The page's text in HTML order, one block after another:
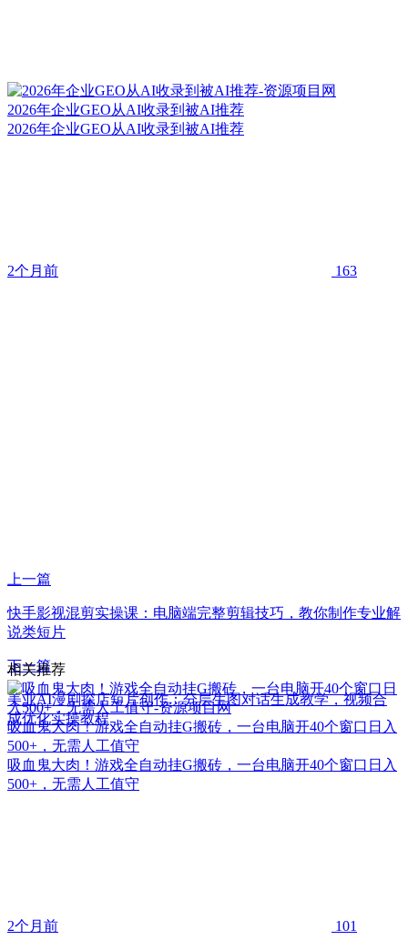
2026年企业GEO从AI收录到被AI推荐
2026年企业GEO从AI收录到被AI推荐
2个月前 163
上一篇
快手影视混剪实操课：电脑端完整剪辑技巧，教你制作专业解
说类短片
下一篇
美业AI漫剧探店短片创作：分层生图对话生成教学，视频合
成优化实操教程
相关推荐
吸血鬼大肉！游戏全自动挂G搬砖，一台电脑开40个窗口日入
500+，无需人工值守
吸血鬼大肉！游戏全自动挂G搬砖，一台电脑开40个窗口日入
500+，无需人工值守
2个月前 101